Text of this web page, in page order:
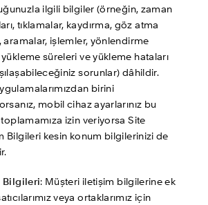
ilgili bilgiler (örneğin, zaman
tıklamalar, kaydırma, göz atma
aramalar, işlemler, yönlendirme
yükleme süreleri ve yükleme hataları
sorunlar) dâhildir.
birini
mobil cihaz ayarlarınız bu
izin veriyorsa Site
Bilgileri kesin konum bilgilerinizi de
Bilgileri: Müşteri iletişim bilgilerine ek
veya ortaklarımız için